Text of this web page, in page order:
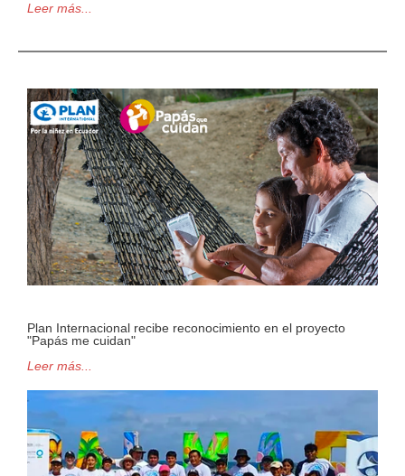
Leer más...
Plan Internacional recibe reconocimiento en el proyecto
"Papás me cuidan"
Leer más...